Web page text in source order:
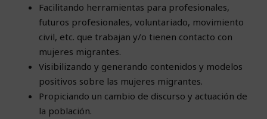
Facilitando herramientas para profesionales,
futuros profesionales, voluntariado, movimiento
civil, etc. que trabajan y/o tienen contacto con
mujeres migrantes.
Visibilizando y generando contenidos y modelos
positivos sobre las mujeres migrantes.
Propiciando un cambio de discurso y actuación de
la población.